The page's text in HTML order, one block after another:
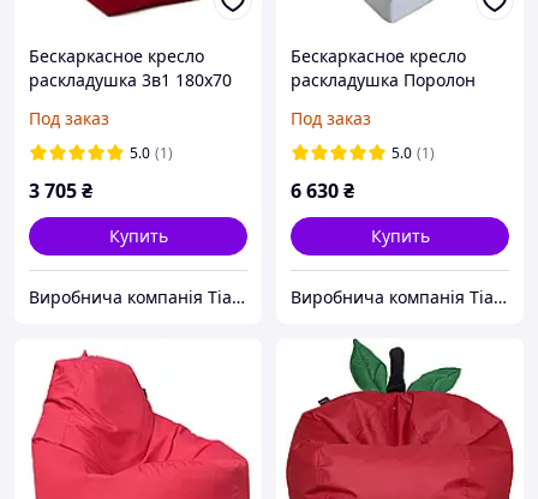
Бескаркасное кресло
раскладушка 3в1 180х70
Под заказ
5.0 (1)
3 705₴
Купить
Виробнича компанія Tia-Sport
Бескаркасное кресло
раскладушка Поролон
Светло-серый
Под заказ
5.0 (1)
6 630₴
Купить
Виробнича компанія Tia-Sport